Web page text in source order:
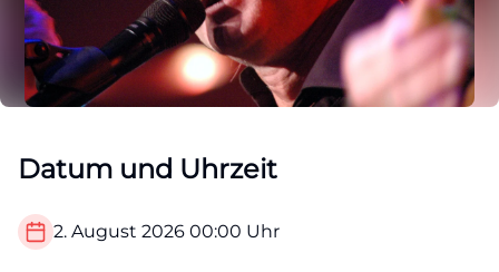
Datum und Uhrzeit
2. August 2026 00:00 Uhr